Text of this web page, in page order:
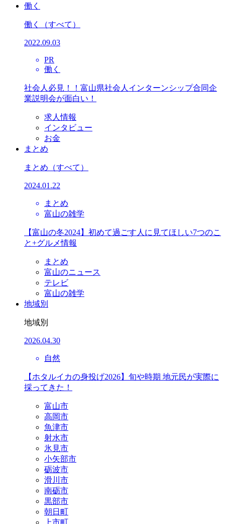
働く
働く （すべて）
2022.09.03
PR
働く
社会人必見！！富山県社会人インターンシップ合同企
業説明会が面白い！
求人情報
インタビュー
お金
まとめ
まとめ （すべて）
2024.01.22
まとめ
富山の雑学
【富山の冬2024】初めて過ごす人に見てほしい7つのこ
と+グルメ情報
まとめ
富山のニュース
テレビ
富山の雑学
地域別
地域別
2026.04.30
自然
【ホタルイカの身投げ2026】旬や時期 地元民が実際に
採ってきた！
富山市
高岡市
魚津市
射水市
氷見市
小矢部市
砺波市
滑川市
南砺市
黒部市
朝日町
上市町